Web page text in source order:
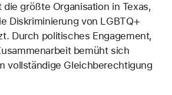
die größte Organisation in Texas,
Diskriminierung von LGBTQ+
Durch politisches Engagement,
bemüht sich
vollständige Gleichberechtigung